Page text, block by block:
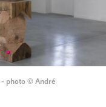
- photo © André